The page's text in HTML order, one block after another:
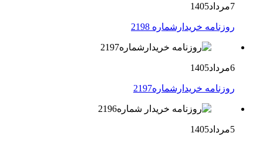
7مرداد1405
روزنامه خریدارشماره 2198
6مرداد1405
روزنامه خریدارشماره2197
5مرداد1405